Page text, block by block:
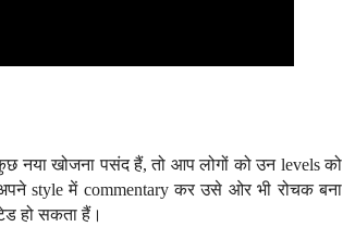
नया खोजना पसंद हैं, तो आप लोगों को उन levels को
style में commentary कर उसे ओर भी रोचक बना
हो सकता हैं।